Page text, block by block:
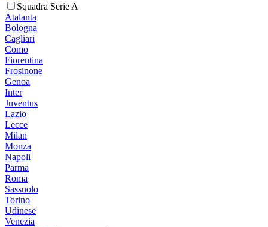
Squadra Serie A
Atalanta
Bologna
Cagliari
Como
Fiorentina
Frosinone
Genoa
Inter
Juventus
Lazio
Lecce
Milan
Monza
Napoli
Parma
Roma
Sassuolo
Torino
Udinese
Venezia